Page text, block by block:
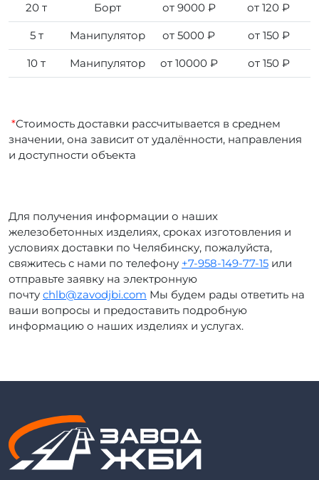
20 т Борт от 9000 ₽ от 120 ₽
5 т Манипулятор от 5000 ₽ от 150 ₽
10 т Манипулятор от 10000 ₽ от 150 ₽
*Стоимость доставки рассчитывается в среднем
значении, она зависит от удалённости, направления
и доступности объекта
Для получения информации о наших
железобетонных изделиях, сроках изготовления и
условиях доставки по Челябинску, пожалуйста,
свяжитесь с нами по телефону +7-958-149-77-15 или
отправьте заявку на электронную
почту chlb@zavodjbi.com Мы будем рады ответить на
ваши вопросы и предоставить подробную
информацию о наших изделиях и услугах.